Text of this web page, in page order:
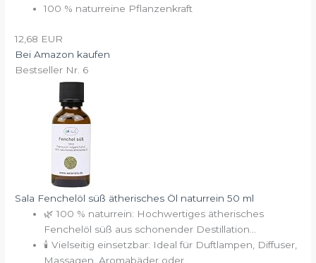
100 % naturreine Pflanzenkraft
12,68 EUR
Bei Amazon kaufen
Bestseller Nr. 6
Sala Fenchelöl süß ätherisches Öl naturrein 50 ml
🌿 100 % naturrein: Hochwertiges ätherisches
Fenchelöl süß aus schonender Destillation...
🕯️ Vielseitig einsetzbar: Ideal für Duftlampen, Diffuser,
Massagen, Aromabäder oder...